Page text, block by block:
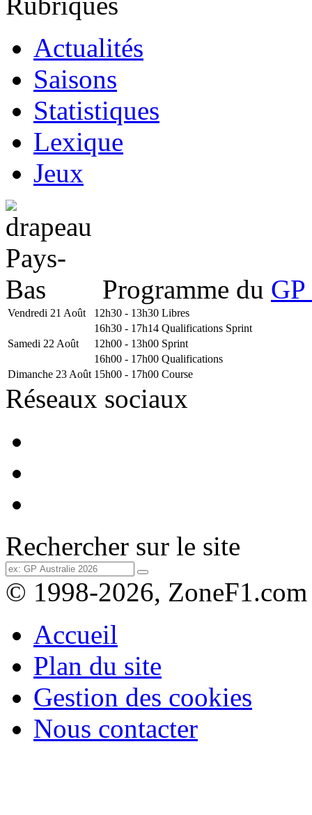
Actualités
Saisons
Statistiques
Lexique
Jeux
Programme du
Vendredi 21 Août 12h30 - 13h30 Libres
16h30 - 17h14 Qualifications Sprint
Samedi 22 Août
12h00 - 13h00 Sprint
16h00 - 17h00 Qualifications
Dimanche 23 Août 15h00 - 17h00 Course
Réseaux sociaux
Rechercher sur le site
© 1998-2026, ZoneF1.com
Accueil
Plan du site
Gestion des cookies
Nous contacter